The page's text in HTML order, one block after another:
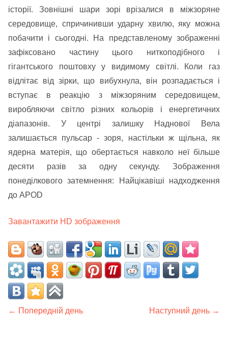
історії. Зовнішні шари зорі врізалися в міжзоряне
середовище, спричинивши ударну хвилю, яку можна
побачити і сьогодні. На представленому зображенні
зафіксовано частину цього ниткоподібного і
гігантського поштовху у видимому світлі. Коли газ
відлітає від зірки, що вибухнула, він розпадається і
вступає в реакцію з міжзоряним середовищем,
виробляючи світло різних кольорів і енергетичних
діапазонів. У центрі залишку Наднової Вела
залишається пульсар - зоря, настільки ж щільна, як
ядерна матерія, що обертається навколо неї більше
десяти разів за одну секунду. Зображення
понеділкового затемнення: Найцікавіші надходження
до APOD
Завантажити HD зображення
← Попередній день Наступний день →